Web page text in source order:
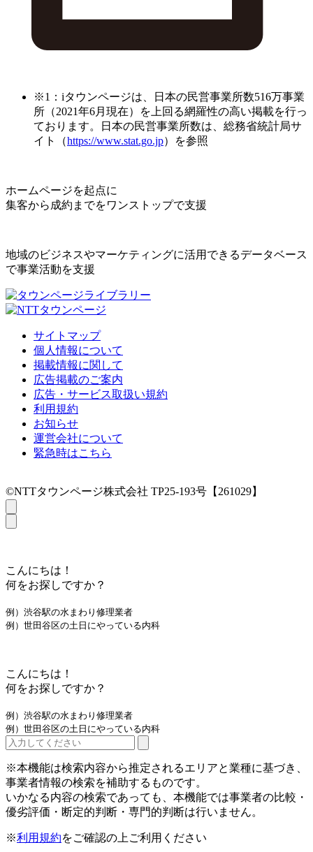
※1：iタウンページは、日本の民営事業所数516万事業
所（2021年6月現在）を上回る網羅性の高い掲載を行っ
ております。日本の民営事業所数は、総務省統計局サ
イト（https://www.stat.go.jp）を参照
ホームページを起点に
集客から成約までをワンストップで支援
地域のビジネスやマーケティングに活用できるデータベース
で事業活動を支援
サイトマップ
個人情報について
掲載情報に関して
広告掲載のご案内
広告・サービス取扱い規約
利用規約
お知らせ
運営会社について
緊急時はこちら
©NTTタウンページ株式会社 TP25-193号【261029】
こんにちは！
何をお探しですか？
例）渋谷駅の水まわり修理業者
例）世田谷区の土日にやっている内科
こんにちは！
何をお探しですか？
例）渋谷駅の水まわり修理業者
例）世田谷区の土日にやっている内科
※本機能は検索内容から推定されるエリアと業種に基づき、
事業者情報の検索を補助するものです。
いかなる内容の検索であっても、本機能では事業者の比較・
優劣評価・断定的判断・専門的判断は行いません。
※利用規約をご確認の上ご利用ください